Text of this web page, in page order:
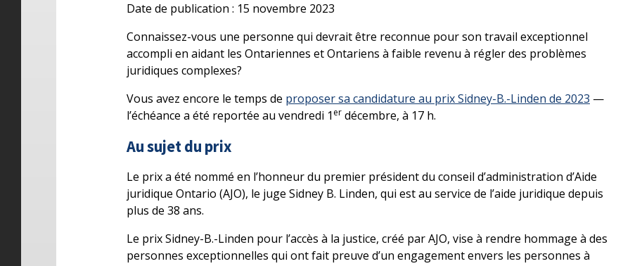
Date de publication : 15 novembre 2023
Connaissez-vous une personne qui devrait être reconnue pour son travail exceptionnel
accompli en aidant les Ontariennes et Ontariens à faible revenu à régler des problèmes
juridiques complexes?
Vous avez encore le temps de proposer sa candidature au prix Sidney-B.-Linden de 2023 —
l’échéance a été reportée au vendredi 1 er décembre, à 17 h.
Au sujet du prix
Le prix a été nommé en l’honneur du premier président du conseil d’administration d’Aide
juridique Ontario (AJO), le juge Sidney B. Linden, qui est au service de l’aide juridique depuis
plus de 38 ans.
Le prix Sidney-B.-Linden pour l’accès à la justice, créé par AJO, vise à rendre hommage à des
personnes exceptionnelles qui ont fait preuve d’un engagement envers les personnes à